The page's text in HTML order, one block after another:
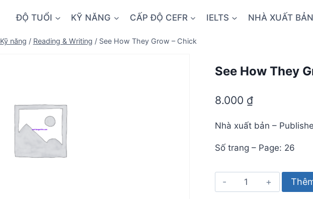
ĐỘ TUỔI KỸ NĂNG CẤP ĐỘ CEFR IELTS NHÀ XUẤT BẢN
Kỹ năng / Reading & Writing / See How They Grow – Chick
See How They
8.000 ₫
Nhà xuất bản –
Số trang – Page: 26
See
How